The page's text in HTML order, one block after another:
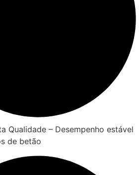
Qualidade – Desempenho estável
de betão